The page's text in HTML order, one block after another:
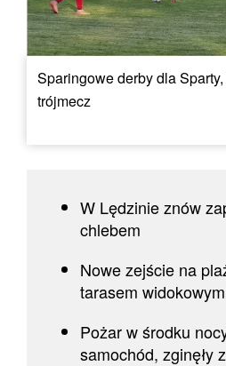
Sparingowe derby dla
trójmecz
W Lędzinie znów
chlebem
Nowe zejście na
tarasem
Pożar w środku
samochód, zginęły